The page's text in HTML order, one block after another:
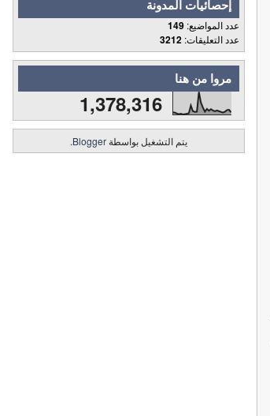
إحصائيات المدونة
عدد المواضيع: 149
عدد التعليقات: 3212
مروا من هنا
1,378,316
يتم التشغيل بواسطة Blogger
.